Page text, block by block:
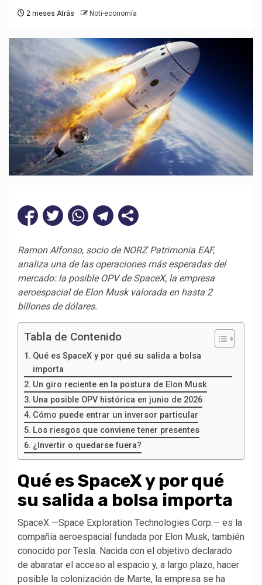
2 meses Atrás Noti-economía
Ramon Alfonso, socio de NORZ Patrimonia EAF,
analiza una de las operaciones más esperadas del
mercado: la posible OPV de SpaceX, la empresa
aeroespacial de Elon Musk valorada en hasta 2
billones de dólares.
Tabla de Contenido
Qué es SpaceX y por qué su salida a bolsa
importa
Un giro reciente en la postura de Elon Musk
Una posible OPV histórica en junio de 2026
Cómo puede entrar un inversor particular
Los riesgos que conviene tener presentes
¿Invertir o quedarse fuera?
Qué es SpaceX y por qué
su salida a bolsa importa
SpaceX —Space Exploration Technologies Corp.— es la
compañía aeroespacial fundada por Elon Musk, también
conocido por Tesla. Nacida con el objetivo declarado
de abaratar el acceso al espacio y, a largo plazo, hacer
posible la colonización de Marte, la empresa se ha